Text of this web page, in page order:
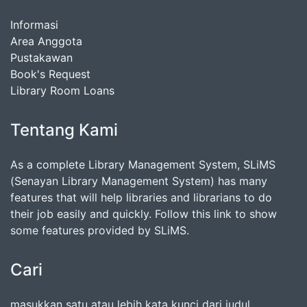
Informasi
Area Anggota
Pustakawan
Book's Request
Library Room Loans
Tentang Kami
As a complete Library Management System, SLiMS
(Senayan Library Management System) has many
features that will help libraries and librarians to do
their job easily and quickly. Follow this link to show
some features provided by SLiMS.
Cari